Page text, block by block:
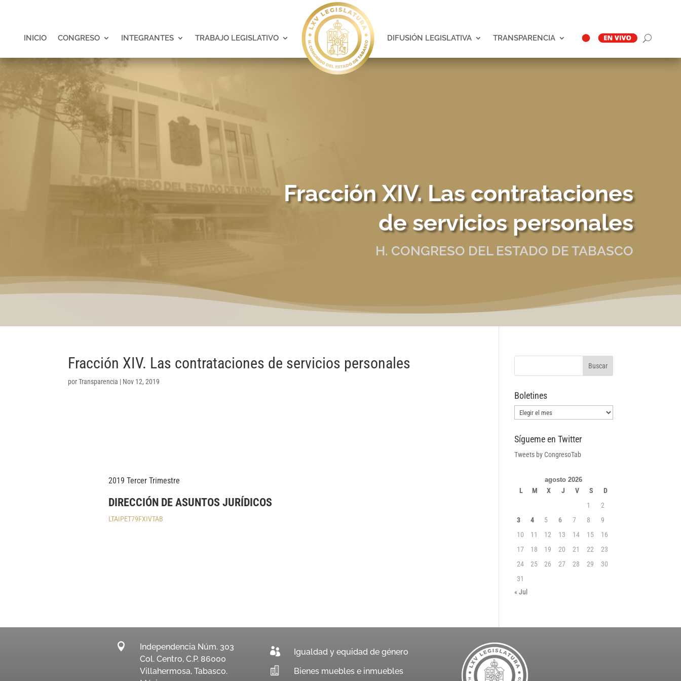
INICIO CONGRESO INTEGRANTES TRABAJO LEGISLATIVO DIFUSIÓN LEGISLATIVA TRANSPARENCIA
Fracción XIV. Las contrataciones
de servicios personales
H. CONGRESO DEL ESTADO DE TABASCO
Fracción XIV. Las contrataciones de servicios personales
porTransparencia | Nov 12, 2019
2019 Tercer Trimestre
DIRECCIÓN DE ASUNTOS JURÍDICOS
LTAIPET79FXIVTAB
Boletines
Boletines
Sígueme en Twitter
Tweets by CongresoTab
agosto 2026
L M X J V S
D
1
2
3
4 5 6 7 8
9
10
11 12 13 14 15
16
17
18 19 20 21 22
23
24
25 26 27 28 29
30
31
« Jul

Independencia Núm. 303
Col. Centro, C.P. 86000
Villahermosa, Tabasco.
 Igualdad y equidad de género
 Bienes muebles e inmuebles